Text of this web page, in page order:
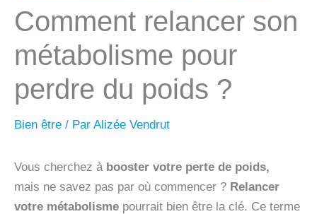
Comment relancer son
métabolisme pour
perdre du poids ?
Bien être / Par Alizée Vendrut
Vous cherchez à booster votre perte de poids,
mais ne savez pas par où commencer ? Relancer
votre métabolisme pourrait bien être la clé. Ce terme